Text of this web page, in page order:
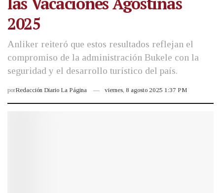
2025
Anliker reiteró que estos resultados reflejan el
compromiso de la administración Bukele con la
seguridad y el desarrollo turístico del país.
porRedacción Diario La Página viernes, 8 agosto 2025 1:37 PM